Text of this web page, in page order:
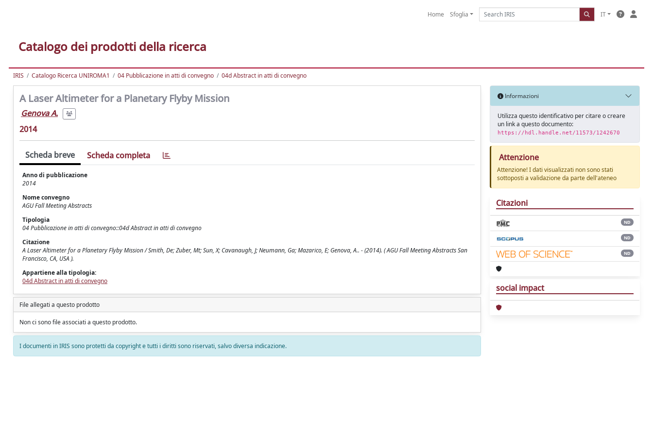
Home Sfoglia IT
Catalogo dei prodotti della ricerca
IRIS Catalogo Ricerca UNIROMA1 04 Pubblicazione in atti di convegno 04d Abstract in atti di convegno
A Laser Altimeter for a Planetary Flyby Mission
Genova A.
2014
Scheda breve Scheda completa
Anno di pubblicazione
2014
Nome convegno
AGU Fall Meeting Abstracts
Tipologia
04 Pubblicazione in atti di convegno::04d Abstract in atti di convegno
Citazione
A Laser Altimeter for a Planetary Flyby Mission / Smith, De; Zuber, Mt; Sun, X; Cavanaugh, J; Neumann, Ga; Mazarico, E; Genova, A.. - (2014). ( AGU Fall Meeting Abstracts San
Francisco, CA, USA ).
Appartiene alla tipologia:
04d Abstract in atti di convegno
File allegati a questo prodotto
Non ci sono file associati a questo prodotto.
I documenti in IRIS sono protetti da copyright e tutti i diritti sono riservati, salvo diversa indicazione.
Informazioni
Utilizza questo identificativo per citare o creare
un link a questo documento:
https://hdl.handle.net/11573/1242670
Attenzione
Attenzione! I dati visualizzati non sono stati
sottoposti a validazione da parte dell'ateneo
Citazioni
ND
ND
ND
social impact